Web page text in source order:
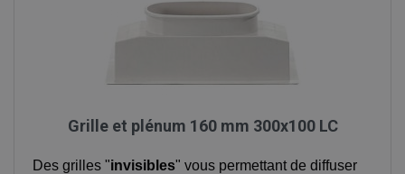
Grille et plénum 160 mm 300x100 LC
Des grilles "invisibles" vous permettant de diffuser